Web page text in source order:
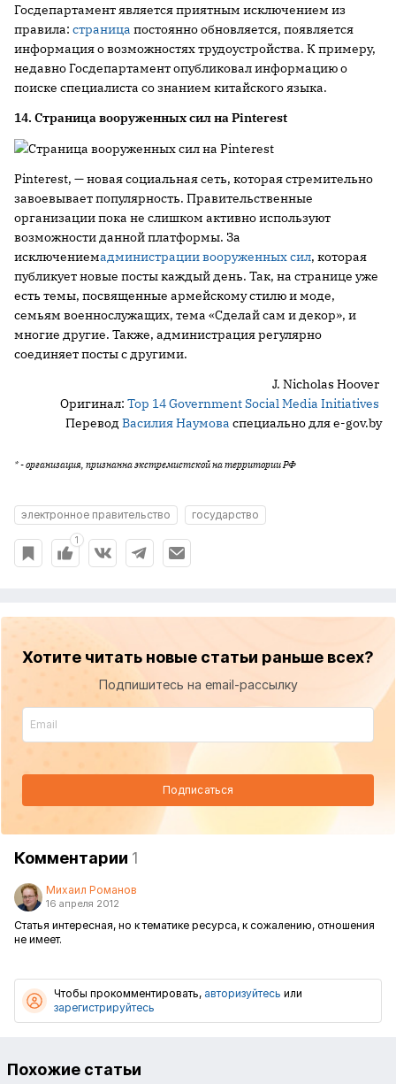
Госдепартамент является приятным исключением из
правила: страница постоянно обновляется, появляется
информация о возможностях трудоустройства. К примеру,
недавно Госдепартамент опубликовал информацию о
поиске специалиста со знанием китайского языка.
14. Страница вооруженных сил наPinterest
Pinterest, — новая социальная сеть, которая стремительно
завоевывает популярность. Правительственные
организации пока не слишком активно используют
возможности данной платформы. За
исключениемадминистрации вооруженных сил, которая
публикует новые посты каждый день. Так, на странице уже
есть темы, посвященные армейскому стилю и моде,
семьям военнослужащих, тема «Сделай сам и декор», и
многие другие. Также, администрация регулярно
соединяет посты с другими.
J. Nicholas Hoover
Оригинал: Top 14 Government Social Media Initiatives
Перевод Василия Наумова специально для e-gov.by
* - организация, признанна экстремистской на территории РФ
электронное правительство государство
1
Хотите читать новые статьи раньше всех?
Подпишитесь на email-рассылку
Подписаться
Комментарии 1
Михаил Романов
16 апреля 2012
Статья интересная, но к тематике ресурса, к сожалению, отношения
не имеет.
Чтобы прокомментировать, авторизуйтесь или
зарегистрируйтесь
Похожие статьи